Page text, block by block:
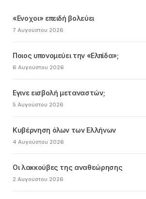
«Ενοχοι» επειδή βολεύει
7 Αυγούστου 2026
Ποιος υπονομεύει την «Ελπίδα»;
6 Αυγούστου 2026
Εγινε εισβολή μεταναστών;
5 Αυγούστου 2026
Κυβέρνηση όλων των Ελλήνων
4 Αυγούστου 2026
Οι λακκούβες της αναθεώρησης
2 Αυγούστου 2026